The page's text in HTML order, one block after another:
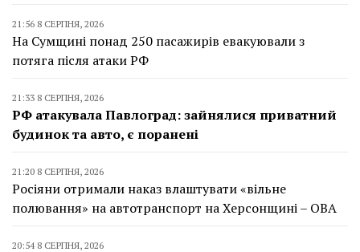
21:56 8 СЕРПНЯ, 2026
На Сумщині понад 250 пасажирів евакуювали з
потяга після атаки РФ
21:33 8 СЕРПНЯ, 2026
РФ атакувала Павлоград: зайнялися приватний
будинок та авто, є поранені
21:20 8 СЕРПНЯ, 2026
Росіяни отримали наказ влаштувати «вільне
полювання» на автотранспорт на Херсонщині – ОВА
20:54 8 СЕРПНЯ, 2026